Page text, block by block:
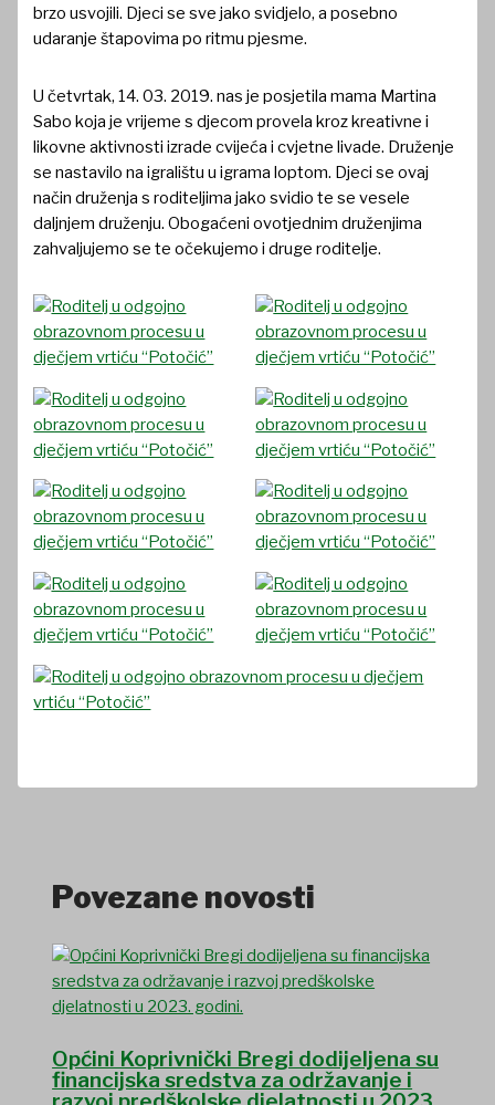
brzo usvojili. Djeci se sve jako svidjelo, a posebno
udaranje štapovima po ritmu pjesme.
U četvrtak, 14. 03. 2019. nas je posjetila mama Martina
Sabo koja je vrijeme s djecom provela kroz kreativne i
likovne aktivnosti izrade cvijeća i cvjetne livade. Druženje
se nastavilo na igralištu u igrama loptom. Djeci se ovaj
način druženja s roditeljima jako svidio te se vesele
daljnjem druženju. Obogaćeni ovotjednim druženjima
zahvaljujemo se te očekujemo i druge roditelje.
Povezane novosti
Općini Koprivnički Bregi dodijeljena su
financijska sredstva za održavanje i